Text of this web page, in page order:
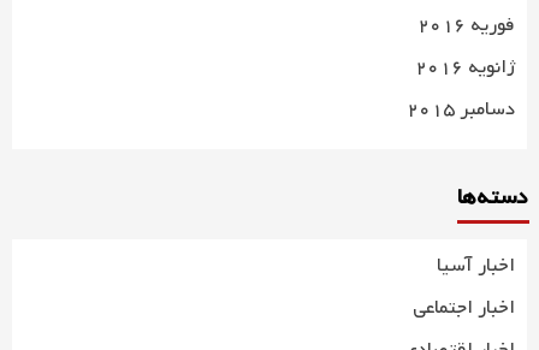
فوریه 2016
ژانویه 2016
دسامبر 2015
دسته‌ها
اخبار آسیا
اخبار اجتماعی